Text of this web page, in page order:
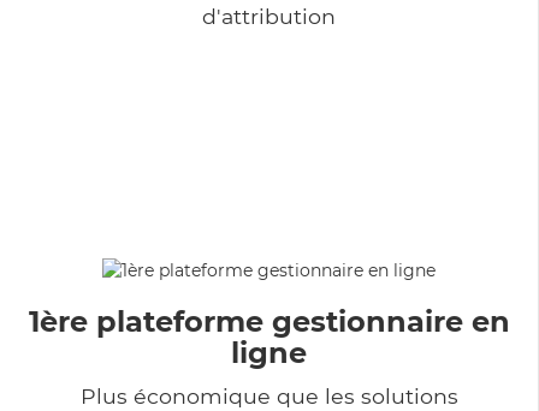
d'attribution
1ère plateforme gestionnaire en
ligne
Plus économique que les solutions